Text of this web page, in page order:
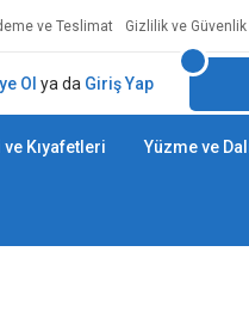
ve Teslimat Gizlilik ve Güvenlik
Ol ya da Giriş Yap
ve Kıyafetleri Yüzme ve